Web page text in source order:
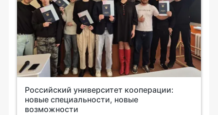
Российский университет кооперации:
новые специальности, новые
возможности